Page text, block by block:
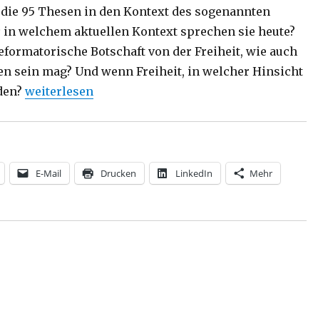
95 Thesen in den Kontext des sogenannten
in welchem aktuellen Kontext sprechen sie heute?
Botschaft von der Freiheit, wie auch
sein mag? Und wenn Freiheit, in welcher Hinsicht
„Luther – reformatorische Thesen, Rezension,
weiterlesen
E-Mail Drucken LinkedIn Mehr